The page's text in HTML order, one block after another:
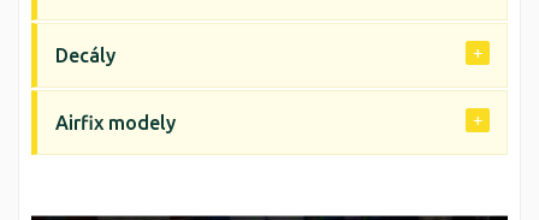
Decály
Airfix modely